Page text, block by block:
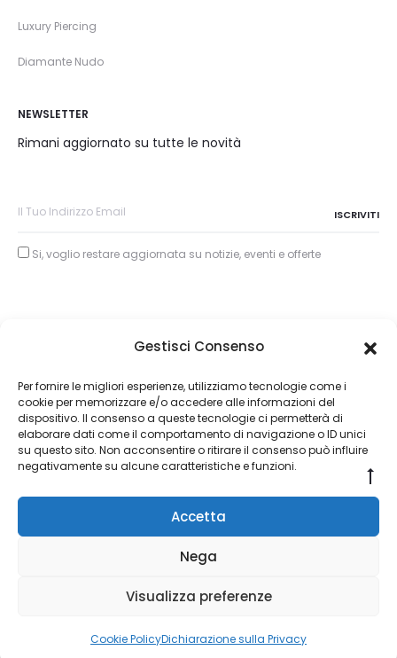
Gestisci Consenso
Per fornire le migliori esperienze, utilizziamo tecnologie come i
cookie per memorizzare e/o accedere alle informazioni del
dispositivo. Il consenso a queste tecnologie ci permetterà di
elaborare dati come il comportamento di navigazione o ID unici
su questo sito. Non acconsentire o ritirare il consenso può influire
negativamente su alcune caratteristiche e funzioni.
Accetta
Nega
Visualizza preferenze
Cookie PolicyDichiarazione sulla Privacy
Luxury Piercing
Diamante Nudo
NEWSLETTER
Rimani aggiornato su tutte le novità
Si, voglio restare aggiornata su notizie, eventi e offerte
About Piertullio
Condizioni di Vendita
c
o
g
Vittorio Emanuele 13b Ascoli Piceno (AP) - P.Iva 02283530448 -
Gestisci consenso
to